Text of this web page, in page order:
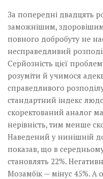
За попередні двадцять
заможнішим, здоровішим
повного добробуту не
несправедливий
Серйозність цієї
розуміти й учимося
справедливого
стандартний індекс
скоректований аналог
нерівність, тим менше
Наведений у нинішній
показав, що в середньому
становлять 22%.
Мозамбік — мінус 45%.